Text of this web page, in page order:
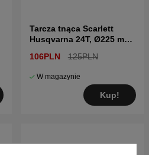
Tarcza tnąca Scarlett
Husqvarna 24T, Ø225 mm,
106PLN 125PLN
W magazynie
Kup!